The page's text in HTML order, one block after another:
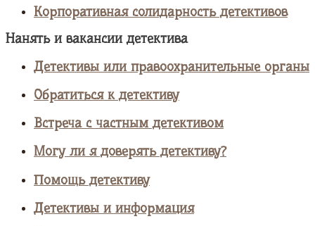
Корпоративная солидарность детективов
Нанять и вакансии детектива
Детективы или правоохранительные органы
Обратиться к детективу
Встреча с частным детективом
Могу ли я доверять детективу?
Помощь детективу
Детективы и информация